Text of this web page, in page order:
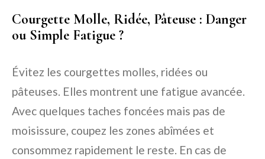
Courgette Molle, Ridée, Pâteuse : Danger
ou Simple Fatigue ?
Évitez les courgettes molles, ridées ou
pâteuses. Elles montrent une fatigue avancée.
Avec quelques taches foncées mais pas de
moisissure, coupez les zones abîmées et
consommez rapidement le reste. En cas de